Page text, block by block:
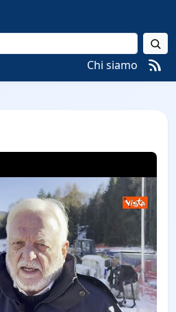
Chi siamo